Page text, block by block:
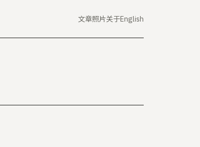
文章照片关于English